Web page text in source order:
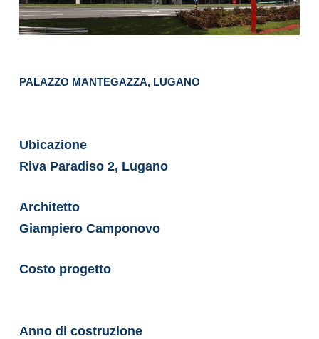
PALAZZO MANTEGAZZA, LUGANO
Ubicazione
Riva Paradiso 2, Lugano
Architetto
Giampiero Camponovo
Costo progetto
Anno di costruzione